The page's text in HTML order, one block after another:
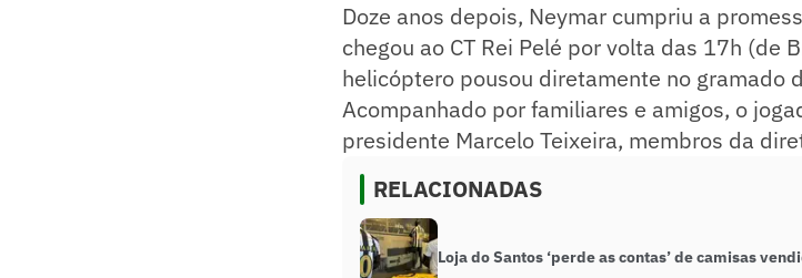
Doze anos depois, Neymar cumpriu a
chegou ao CT Rei Pelé por volta das 17h (de
helicóptero pousou diretamente no gramado
Acompanhado por familiares e amigos, o
presidente Marcelo Teixeira, membros da
RELACIONADAS
Loja do Santos ‘perde as contas’ de camisas